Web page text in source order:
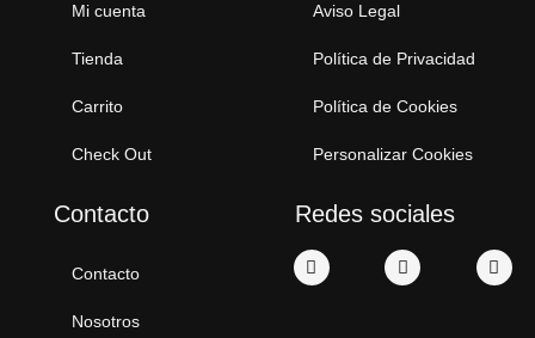
Mi cuenta
Tienda
Carrito
Check Out
Aviso Legal
Política de Privacidad
Política de Cookies
Personalizar Cookies
Contacto
Contacto
Nosotros
Redes sociales